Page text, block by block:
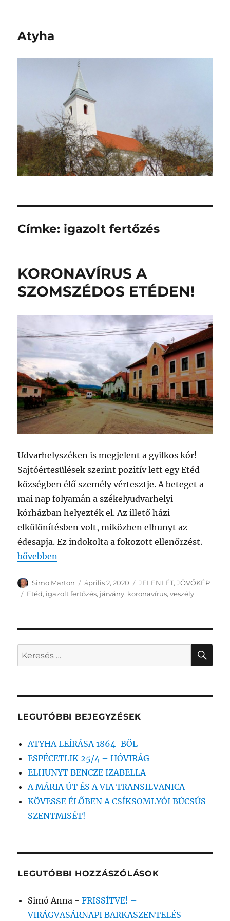
Atyha
Címke: igazolt fertőzés
KORONAVÍRUS A
SZOMSZÉDOS ETÉDEN!
Udvarhelyszéken is megjelent a gyilkos kór!
Sajtóértesülések szerint pozitív lett egy Etéd
községben élő személy vértesztje. A beteget a
mai nap folyamán a székelyudvarhelyi
kórházban helyezték el. Az illető házi
elkülönítésben volt, miközben elhunyt az
édesapja. Ez indokolta a fokozott ellenőrzést.
„KORONAVÍRUS A SZOMSZÉDOS ETÉDEN!”
bővebben
Szerző
Simo Marton Közzétéve
április 2, 2020 Kategória
JELENLÉT,JÖVŐKÉP
Címke
Etéd, igazolt fertőzés, járvány, koronavírus,veszély
Keresés
a
kifejezésre:
LEGUTÓBBI BEJEGYZÉSEK
ATYHA LEÍRÁSA 1864-BŐL
ESPÉCETLIK 25/4 – HÓVIRÁG
ELHUNYT BENCZE IZABELLA
A MÁRIA ÚT ÉS A VIA TRANSILVANICA
KÖVESSE ÉLŐBEN A CSÍKSOMLYÓI BÚCSÚS
SZENTMISÉT!
LEGUTÓBBI HOZZÁSZÓLÁSOK
Simó Anna -FRISSÍTVE! –
VIRÁGVASÁRNAPI BARKASZENTELÉS